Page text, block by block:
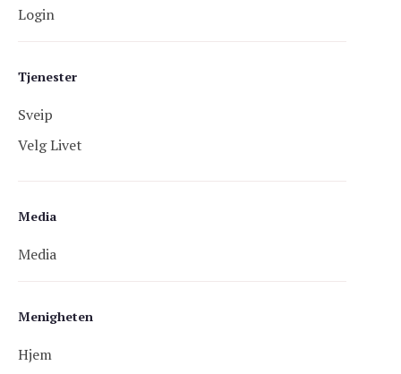
Menigheten
Hjem
Tjenester
Sveip
Velg Livet
Media
Media
Login